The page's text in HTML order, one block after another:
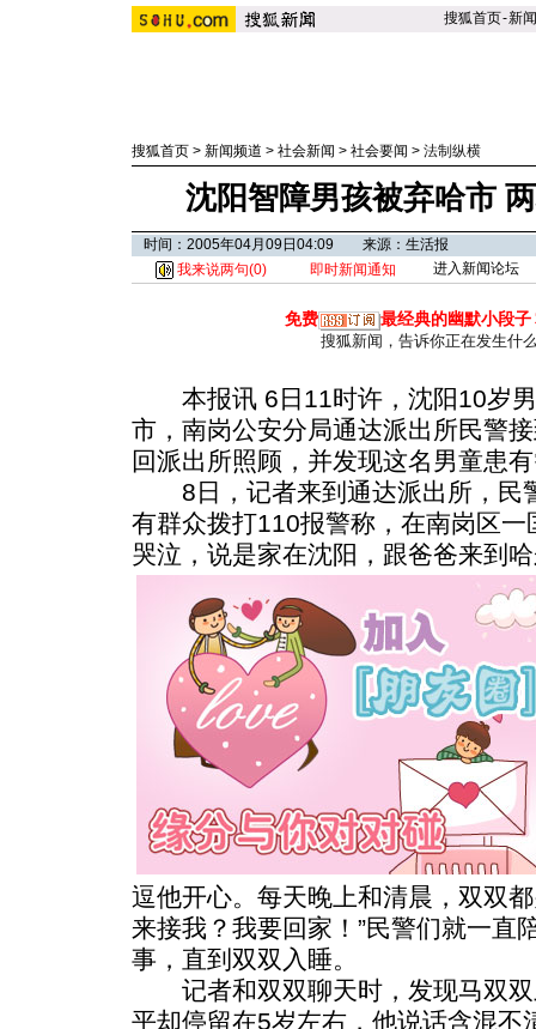
搜狐首页-新闻
搜狐首页 > 新闻频道 > 社会新闻 > 社会要闻 > 法制纵横
沈阳智障男孩被弃哈市
时间：2005年04月09日04:09 来源：生活报
我来说两句(0) 即时新闻通知 进入新闻论坛
免费 最经典的幽默小段子
搜狐新闻，告诉你正在发生什
本报讯 6日11时许，沈阳10岁男
市，南岗公安分局通达派出所民警
回派出所照顾，并发现这名男童患
8日，记者来到通达派出所，民
有群众拨打110报警称，在南岗区
哭泣，说是家在沈阳，跟爸爸来到
逗他开心。每天晚上和清晨，双双
来接我？我要回家！”民警们就一直
事，直到双双入睡。
记者和双双聊天时，发现马双双
平却停留在5岁左右，他说话含混不